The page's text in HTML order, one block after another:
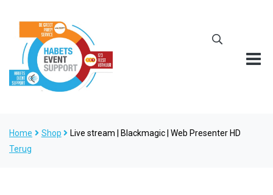
Home Shop
Live stream | Blackmagic | Web Presenter HD
Terug